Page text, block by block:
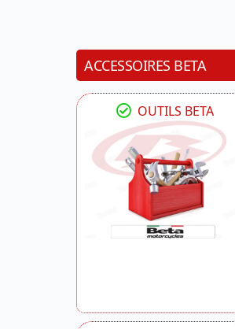
ACCESSOIRES BETA
OUTILS BETA